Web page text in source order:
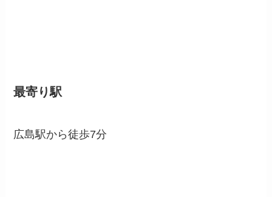
最寄り駅
広島駅から徒歩7分